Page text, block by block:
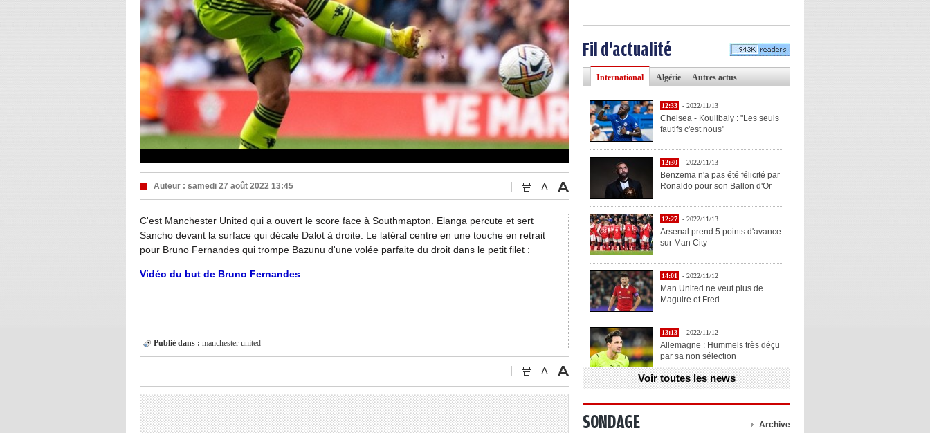
Auteur : samedi 27 août 2022 13:45
C'est Manchester United qui a ouvert le score face à Southmapton. Elanga percute et sert
Sancho devant la surface qui décale Dalot à droite. Le latéral centre en une touche en retrait
pour Bruno Fernandes qui trompe Bazunu d'une volée parfaite du droit dans le petit filet :
Vidéo du but de Bruno Fernandes
Publié dans : manchester united
Fil d'actualité
International Algérie Autres actus
12:33 - 2022/11/13
Chelsea - Koulibaly : "Les seuls
fautifs c'est nous"
12:30 - 2022/11/13
Benzema n'a pas été félicité par
Ronaldo pour son Ballon d'Or
12:27 - 2022/11/13
Arsenal prend 5 points d'avance
sur Man City
14:01 - 2022/11/12
Man United ne veut plus de
Maguire et Fred
13:13 - 2022/11/12
Allemagne : Hummels très déçu
par sa non sélection
13:11 - 2022/11/12
Henry explique la chose qu'il
Voir toutes les news
SONDAGE Archive